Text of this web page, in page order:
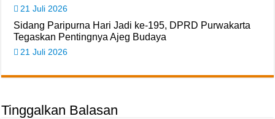
21 Juli 2026
Sidang Paripurna Hari Jadi ke-195, DPRD Purwakarta
Tegaskan Pentingnya Ajeg Budaya
21 Juli 2026
Tinggalkan Balasan